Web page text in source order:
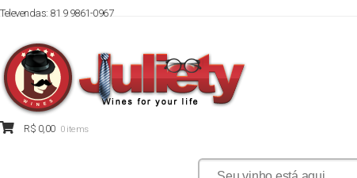
Televendas: 81 9 9861-0967
navigation
content
R$ 0,00 0 items
Pesquisar